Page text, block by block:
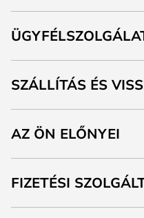
SZÁLLÍTÁS ÉS
AZ ÖN ELŐNYEI
FIZETÉSI